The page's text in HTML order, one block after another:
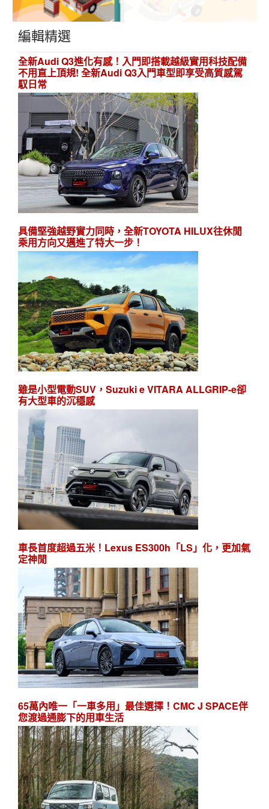
編輯精選
全新Audi Q3進化有感！入門即搭載越級實用科技配備
不用直上頂規! 全新Audi Q3入門車型即享受高質感駕
馭日常
具備堅強越野實力同時，全新TOYOTA HILUX往休閒
乘用方向又邁進了特大一步！
雖是小型電動SUV，Suzuki e VITARA ALLGRIP-e卻
有大型車的沉穩感
車長首度超過五米！Lexus ES300h「LS」化，更加氣
定神閒
65萬內唯一「一車多用」最佳選擇！CMC J SPACE伴
您渡過通膨下的用車生活